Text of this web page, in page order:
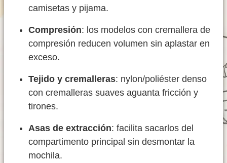
camisetas y pijama.
Compresión: los modelos con cremallera de
compresión reducen volumen sin aplastar en
exceso.
Tejido y cremalleras: nylon/poliéster denso
con cremalleras suaves aguanta fricción y
tirones.
Asas de extracción: facilita sacarlos del
compartimento principal sin desmontar la
mochila.